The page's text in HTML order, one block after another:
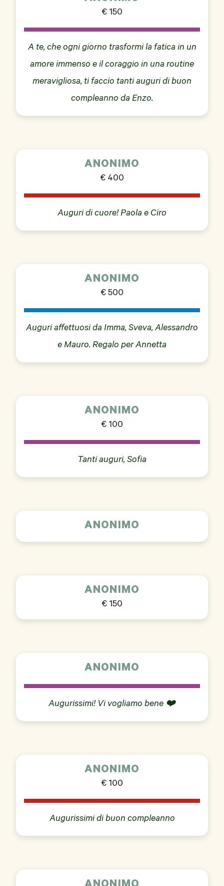
€ 150
A te, che ogni giorno trasformi la fatica in un
amore immenso e il coraggio in una routine
meravigliosa, ti faccio tanti auguri di buon
compleanno da Enzo.
ANONIMO
€ 400
Auguri di cuore! Paola e Ciro
ANONIMO
€ 500
Auguri affettuosi da Imma, Sveva, Alessandro
e Mauro. Regalo per Annetta
ANONIMO
€ 100
Tanti auguri, Sofia
ANONIMO
ANONIMO
€ 150
ANONIMO
Augurissimi! Vi vogliamo bene ❤️
ANONIMO
€ 100
Augurissimi di buon compleanno